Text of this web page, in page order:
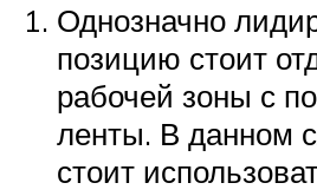
Однозначно
позицию стоит
рабочей зоны с
ленты. В данном
стоит